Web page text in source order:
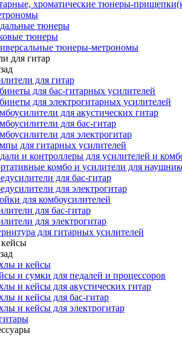
хроматические тюнеры-
тюнеры
тюнеры
тюнеры-метрономы
для гитар
для гитар
для бас-гитарных усилителей
для электрогитарных усилителей
для акустических гитар
для бас-гитар
для электрогитар
для гитарных усилителей
и контроллеры для усилителей и
комбо и усилители для
для бас-гитар
для электрогитар
для комбоусилителей
для бас-гитар
для электрогитар
для гитарных усилителей
и кейсы
и сумки для педалей и процессоров
и кейсы для акустических гитар
и кейсы для бас-гитар
и кейсы для электрогитар